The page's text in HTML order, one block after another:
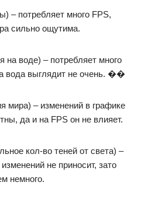
– потребляет много FPS,
сильно ощутима.
на воде) – потребляет много
вода выглядит не очень. ��
мира) – изменений в графике
да и на FPS он не влияет.
кол-во теней от света) –
не приносит, зато
немного.